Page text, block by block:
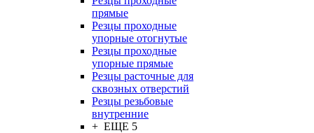
прямые
Резцы проходные
упорные отогнутые
Резцы проходные
упорные прямые
Резцы расточные для
сквозных отверстий
Резцы резьбовые
внутренние
+ ЕЩЕ 5